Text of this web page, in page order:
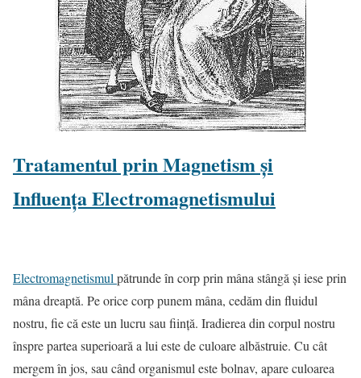
Tratamentul prin Magnetism și
Influența Electromagnetismului
Electromagnetismul pătrunde în corp prin mâna stângă şi iese prin
mâna dreaptă. Pe orice corp punem mâna, cedăm din fluidul
nostru, fie că este un lucru sau fiinţă. Iradierea din corpul nostru
înspre partea superioară a lui este de culoare albăstruie. Cu cât
mergem în jos, sau când organismul este bolnav, apare culoarea